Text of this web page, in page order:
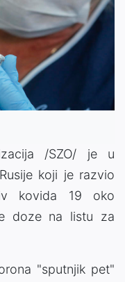
/SZO/ je u
koji je razvio
kovida 19 oko
doze na listu za
"sputnjik pet"